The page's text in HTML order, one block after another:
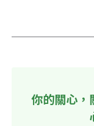
你的關心